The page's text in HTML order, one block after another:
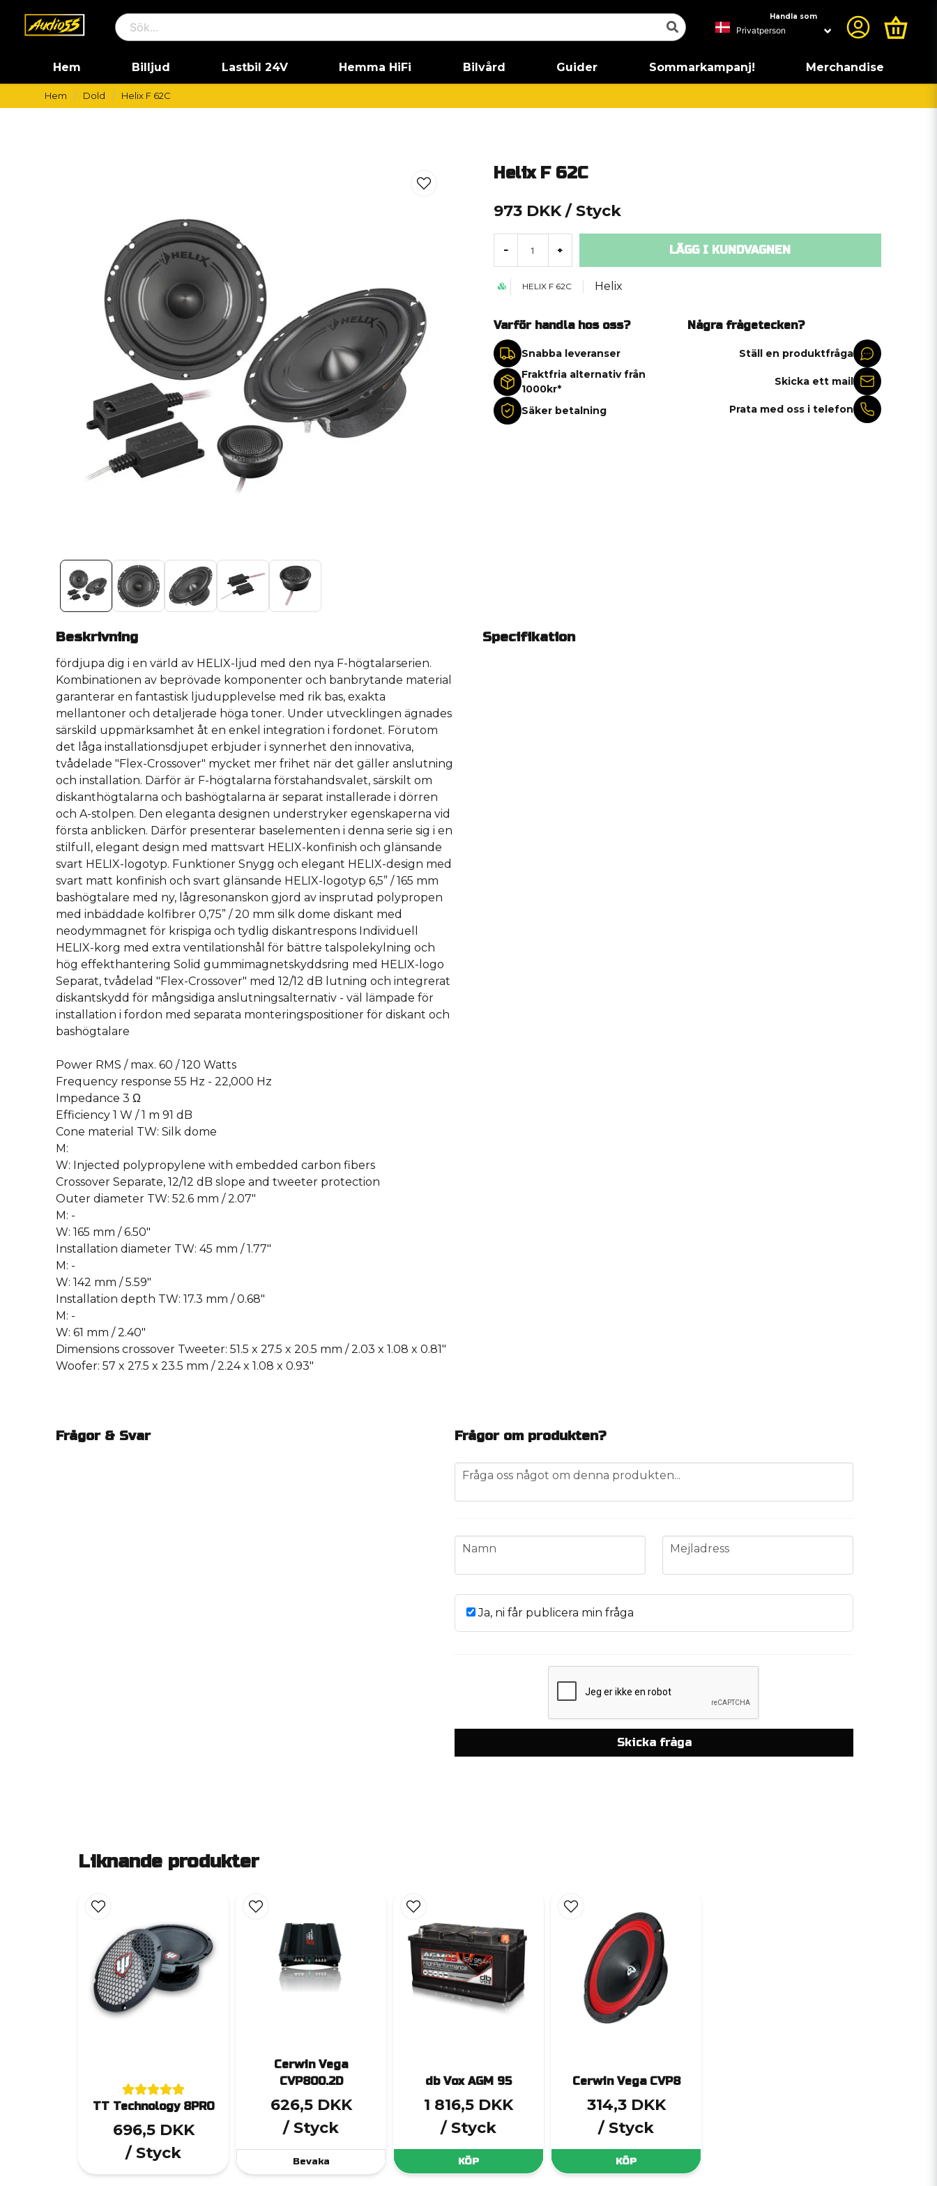
Handla som
Hem Billjud Lastbil 24V Hemma HiFi Bilvård Guider Sommarkampanj! Merchandise
Hem Dold Helix F 62C
Helix F 62C
973 DKK / Styck
- + LÄGG I KUNDVAGNEN
HELIX F 62C Helix
Varför handla hos oss?
Snabba leveranser
Fraktfria alternativ från
1000kr*
Säker betalning
Några frågetecken?
Ställ en produktfråga
Skicka ett mail
Prata med oss i telefon
Beskrivning
fördjupa dig i en värld av HELIX-ljud med den nya F-högtalarserien.
Kombinationen av beprövade komponenter och banbrytande material
garanterar en fantastisk ljudupplevelse med rik bas, exakta
mellantoner och detaljerade höga toner. Under utvecklingen ägnades
särskild uppmärksamhet åt en enkel integration i fordonet. Förutom
det låga installationsdjupet erbjuder i synnerhet den innovativa,
tvådelade ″Flex-Crossover″ mycket mer frihet när det gäller anslutning
och installation. Därför är F-högtalarna förstahandsvalet, särskilt om
diskanthögtalarna och bashögtalarna är separat installerade i dörren
och A-stolpen. Den eleganta designen understryker egenskaperna vid
första anblicken. Därför presenterar baselementen i denna serie sig i en
stilfull, elegant design med mattsvart HELIX-konfinish och glänsande
svart HELIX-logotyp. Funktioner Snygg och elegant HELIX-design med
svart matt konfinish och svart glänsande HELIX-logotyp 6,5” / 165 mm
bashögtalare med ny, lågresonanskon gjord av insprutad polypropen
med inbäddade kolfibrer 0,75” / 20 mm silk dome diskant med
neodymmagnet för krispiga och tydlig diskantrespons Individuell
HELIX-korg med extra ventilationshål för bättre talspolekylning och
hög effekthantering Solid gummimagnetskyddsring med HELIX-logo
Separat, tvådelad "Flex-Crossover" med 12/12 dB lutning och integrerat
diskantskydd för mångsidiga anslutningsalternativ - väl lämpade för
installation i fordon med separata monteringspositioner för diskant och
bashögtalare
Power RMS / max. 60 / 120 Watts
Frequency response 55 Hz - 22,000 Hz
Impedance 3 Ω
Efficiency 1 W / 1 m 91 dB
Cone material TW: Silk dome
M:
W: Injected polypropylene with embedded carbon fibers
Crossover Separate, 12/12 dB slope and tweeter protection
Outer diameter TW: 52.6 mm / 2.07″
M: -
W: 165 mm / 6.50″
Installation diameter TW: 45 mm / 1.77″
M: -
W: 142 mm / 5.59″
Installation depth TW: 17.3 mm / 0.68″
M: -
W: 61 mm / 2.40″
Dimensions crossover Tweeter: 51.5 x 27.5 x 20.5 mm / 2.03 x 1.08 x 0.81″
Woofer: 57 x 27.5 x 23.5 mm / 2.24 x 1.08 x 0.93″
Specifikation
Frågor & Svar Frågor om produkten?
question
Fråga oss något om denna produkten...
name
Namn email
Mejladress
Ja, ni får publicera min fråga
Skicka fråga
Liknande produkter
TT Technology 8PRO
696,5 DKK
/ Styck
Cerwin Vega
CVP800.2D
626,5 DKK
/ Styck
Bevaka
db Vox AGM 95
1 816,5 DKK
/ Styck
KÖP
Cerwin Vega CVP8
314,3 DKK
/ Styck
KÖP